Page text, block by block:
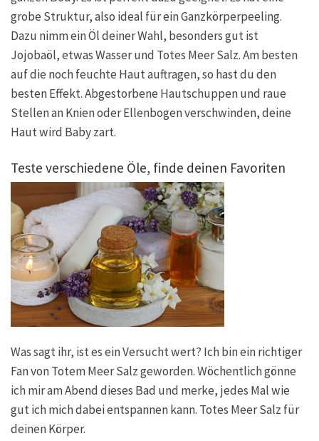
grobe Struktur, also ideal für ein Ganzkörperpeeling.
Dazu nimm ein Öl deiner Wahl, besonders gut ist
Jojobaöl, etwas Wasser und Totes Meer Salz. Am besten
auf die noch feuchte Haut auftragen, so hast du den
besten Effekt. Abgestorbene Hautschuppen und raue
Stellen an Knien oder Ellenbogen verschwinden, deine
Haut wird Baby zart.
Teste verschiedene Öle, finde deinen Favoriten
Was sagt ihr, ist es ein Versucht wert? Ich bin ein richtiger
Fan von Totem Meer Salz geworden. Wöchentlich gönne
ich mir am Abend dieses Bad und merke, jedes Mal wie
gut ich mich dabei entspannen kann. Totes Meer Salz für
deinen Körper.